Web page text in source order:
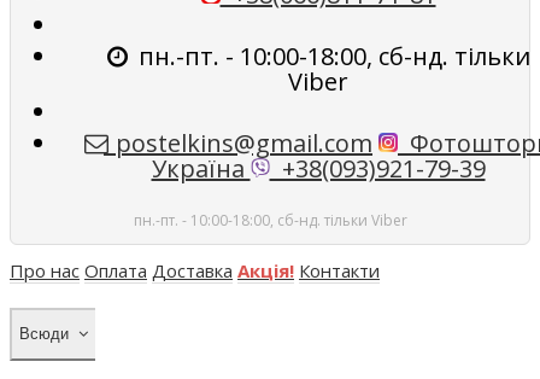
пн.-пт. - 10:00-18:00, сб-нд. тільки
Viber
postelkins@gmail.com
Україна +38(093)921-79-39
пн.-пт. - 10:00-18:00, сб-нд. тільки Viber
Про нас Оплата Доставка Акція! Контакти
Всюди